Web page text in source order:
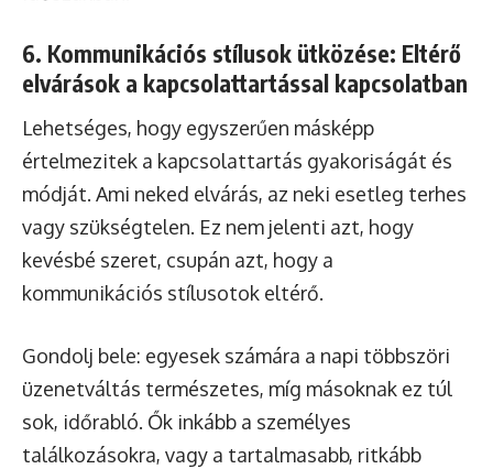
6. Kommunikációs stílusok ütközése: Eltérő
elvárások a kapcsolattartással kapcsolatban
Lehetséges, hogy egyszerűen másképp
értelmezitek a kapcsolattartás gyakoriságát és
módját. Ami neked elvárás, az neki esetleg terhes
vagy szükségtelen. Ez nem jelenti azt, hogy
kevésbé szeret, csupán azt, hogy a
kommunikációs stílusotok eltérő.
Gondolj bele: egyesek számára a napi többszöri
üzenetváltás természetes, míg másoknak ez túl
sok, időrabló. Ők inkább a személyes
találkozásokra, vagy a tartalmasabb, ritkább